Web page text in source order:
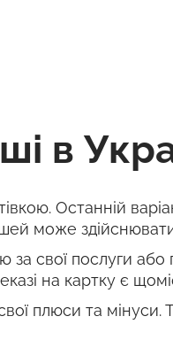
в
Останній
може
за свої послуги
на картку є
плюси та